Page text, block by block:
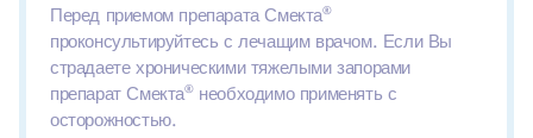
Перед приемом препарата Смекта®
проконсультируйтесь с лечащим врачом. Если Вы
страдаете хроническими тяжелыми запорами
препарат Смекта®необходимо применять с
осторожностью.